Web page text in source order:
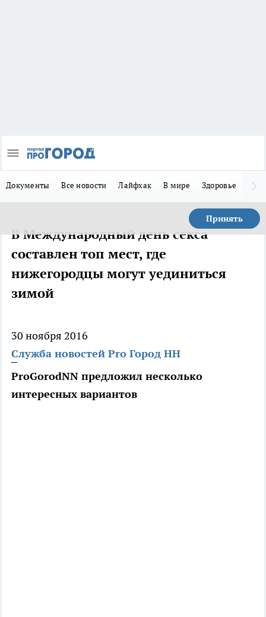
Документы Все новости Лайфхак В мире Здоровье
Принять
В Международный день секса
составлен топ мест, где
нижегородцы могут уединиться
зимой
30 ноября 2016
Служба новостей Pro Город НН
ProGorodNN предложил несколько
интересных вариантов